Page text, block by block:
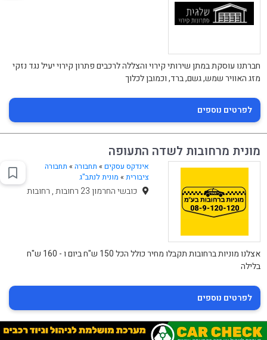
חברתנו עוסקת במתן שירותי קירוי והצללה לרכבים פתרון קירוי יעיל נגד נזקי
מזג האוויר שמש, גשם, ברד, וכמובן לכלוך
לפרטים נוספים
מונית מרחובות לשדה התעופה
אינדקס עסקים » תחבורה» תחבורה
ציבורית» מונית לנתב"ג
כובשי החרמון 23 רחובות , רחובות
אצלנו מוניות ברחובות תקבלו מחיר כולל הכל 150 ש"ח ביום ו - 160 ש"ח
בלילה
לפרטים נוספים